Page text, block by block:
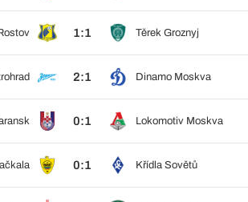
1:1 Těrek Groznyj
2:1 Dinamo Moskva
0:1 Lokomotiv Moskva
0:1 Křídla Sovětů